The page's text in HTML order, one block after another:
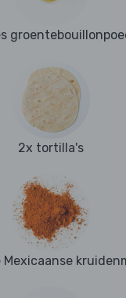
2x tortilla's
Mexicaanse